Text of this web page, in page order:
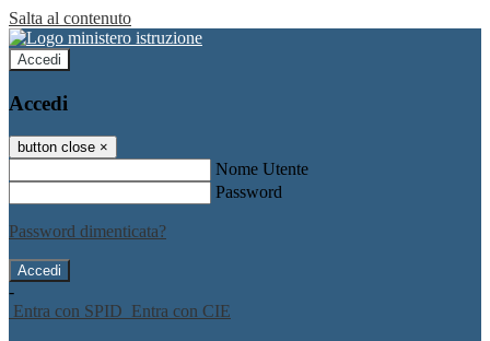
Salta al contenuto
Accedi
Accedi
button close ×
Nome Utente
Password
Password dimenticata?
-
Entra con SPID Entra con CIE